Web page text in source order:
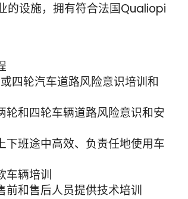
的设施，拥有符合法国Qualiopi
四轮汽车道路风险意识培训和
轮和四轮车辆道路风险意识和安
下班途中高效、负责任地使用车
车辆培训
前和售后人员提供技术培训